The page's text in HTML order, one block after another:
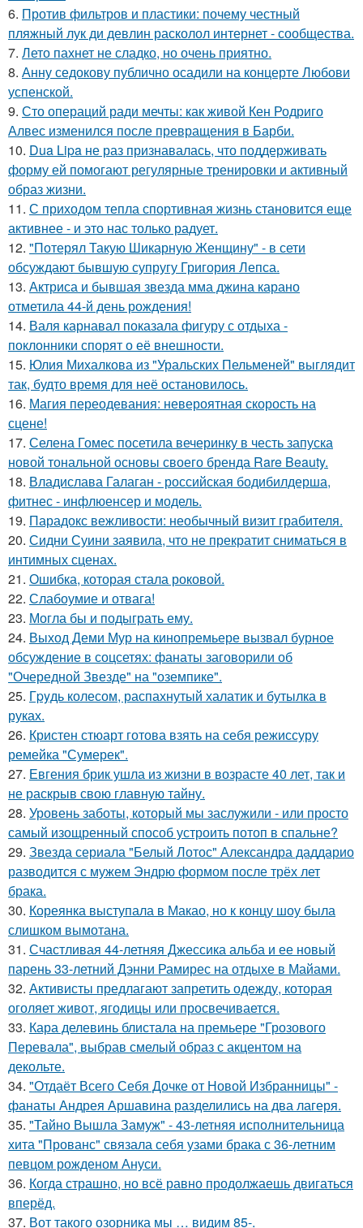
6. Против фильтров и пластики: почему честный
пляжный лук ди девлин расколол интернет - сообщества.
7. Лето пахнет не сладко, но очень приятно.
8. Анну седокову публично осадили на концерте Любови
успенской.
9. Сто операций ради мечты: как живой Кен Родриго
Алвес изменился после превращения в Барби.
10. Dua Lipa не раз признавалась, что поддерживать
форму ей помогают регулярные тренировки и активный
образ жизни.
11. С приходом тепла спортивная жизнь становится еще
активнее - и это нас только радует.
12. "Потерял Такую Шикарную Женщину" - в сети
обсуждают бывшую супругу Григория Лепса.
13. Актриса и бывшая звезда мма джина карано
отметила 44-й день рождения!
14. Валя карнавал показала фигуру с отдыха -
поклонники спорят о её внешности.
15. Юлия Михалкова из "Уральских Пельменей" выглядит
так, будто время для неё остановилось.
16. Магия переодевания: невероятная скорость на
сцене!
17. Селена Гомес посетила вечеринку в честь запуска
новой тональной основы своего бренда Rare Beauty.
18. Владислава Галаган - российская бодибилдерша,
фитнес - инфлюенсер и модель.
19. Парадокс вежливости: необычный визит грабителя.
20. Сидни Суини заявила, что не прекратит сниматься в
интимных сценах.
21. Ошибка, которая стала роковой.
22. Слабоумие и отвага!
23. Могла бы и подыграть ему.
24. Выход Деми Мур на кинопремьере вызвал бурное
обсуждение в соцсетях: фанаты заговорили об
"Очередной Звезде" на "оземпике".
25. Гpyдь колесом, распахнутый халатик и бутылка в
руках.
26. Кристен стюарт готова взять на себя режиссуру
ремейка "Сумерек".
27. Евгения брик ушла из жизни в возрасте 40 лет, так и
не раскрыв свою главную тайну.
28. Уровень заботы, который мы заслужили - или просто
самый изощренный способ устроить потоп в спальне?
29. Звезда сериала "Белый Лотос" Александра даддарио
разводится с мужем Эндрю формом после трёх лет
брака.
30. Кореянка выступала в Макао, но к концу шоу была
слишком вымотана.
31. Счастливая 44-летняя Джессика альба и ее новый
парень 33-летний Дэнни Рамирес на отдыхе в Майами.
32. Активисты предлагают запретить одежду, которая
оголяет живот, ягодицы или просвечивается.
33. Кара делевинь блистала на премьере "Грозового
Перевала", выбрав смелый образ с акцентом на
декольте.
34. "Отдаёт Всего Себя Дочке от Новой Избранницы" -
фанаты Андрея Аршавина разделились на два лагеря.
35. "Тайно Вышла Замуж" - 43-летняя исполнительница
хита "Прованс" связала себя узами брака с 36-летним
певцом рожденом Ануси.
36. Когда страшно, но всё равно продолжаешь двигаться
вперёд.
37. Вот такого озорника мы … видим 85-.